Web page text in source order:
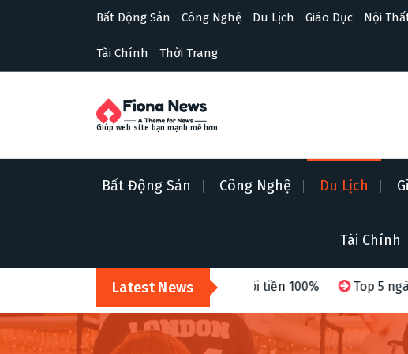
Bất Động Sản Công Nghệ Du Lịch Giáo Dục Nội
Tài Chính Thời Trang
Giúp web site bạn mạnh mẽ hơn
Bất Động Sản Công Nghệ Du Lịch
Tài Chính
Latest News
màu? Cách khiếu nại đòi tiền 100% Top 5 ngành hàng